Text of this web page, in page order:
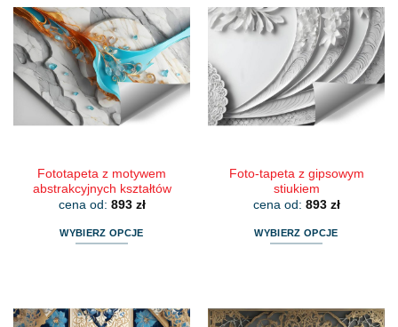
wiele
wariantów.
Opcje
można
wybrać
na
stronie
wiele
wariantów.
Opcje
można
wybrać
na
stronie
Fototapeta z motywem
abstrakcyjnych kształtów
cena od: 893 zł
WYBIERZ OPCJE
wiele
Foto-tapeta z gipsowym
stiukiem
cena od: 893 zł
WYBIERZ OPCJE
wiele